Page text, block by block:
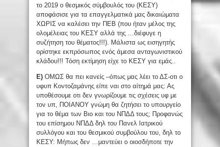
το 2019 ο θεσμικός σύμβουλός του (ΚΕΣΥ)
αποφάσισε για τα επαγγελματικά μας δικαιώματα
ΧΩΡΙΣ να καλέσει την ΠΕΒ (που ήταν μέλος της
ολομέλειας του ΚΕΣΥ αλλά της …διέφυγε η
συζήτηση του θέματος!!!). Μάλιστα ως εισηγητής
ορίστηκε εκπρόσωπος ενός άμεσα ανταγωνιστικού
κλάδου!!! Τόση εκτίμηση είχε το ΚΕΣΥ για εμάς..
Ε) ΟΜΩΣ θα πει κανείς –όπως μας λέει το ΔΣ-οτι ο
υφυπ Κοντοζαμάνης είπε ναι στο αίτημά μας: Ας
υποθέσουμε οτι δεν γνωρίζουμε τις σχέσεις υφ με
τον υπ, ΠΟΙΑΝΟΥ γνώμη θα ζητήσει το υπουργείο
για το θέμα των Βιο και του ΝΠΔΔ τους; Προφανώς
του επίσημου ΝΠΔΔ δηλ του Πανελ Ιατρικού
συλλόγου και του θεσμικού συμβούλου του, δηλ το
ΚΕΣΥ: Μήπως δεν …μαντεύει ο οιοσδήποτε την